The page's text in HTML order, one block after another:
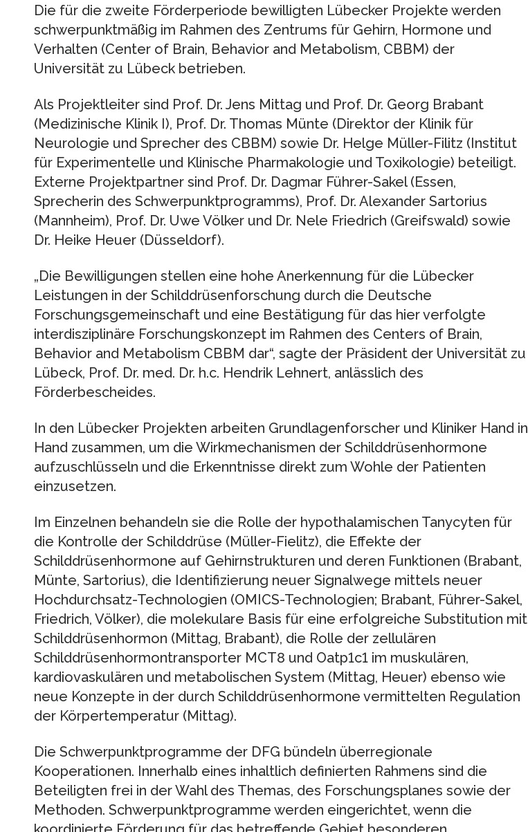
Die für die zweite Förderperiode bewilligten Lübecker Projekte werden
schwerpunktmäßig im Rahmen des Zentrums für Gehirn, Hormone und
Verhalten (Center of Brain, Behavior and Metabolism, CBBM) der
Universität zu Lübeck betrieben.
Als Projektleiter sind Prof. Dr. Jens Mittag und Prof. Dr. Georg Brabant
(Medizinische Klinik I), Prof. Dr. Thomas Münte (Direktor der Klinik für
Neurologie und Sprecher des CBBM) sowie Dr. Helge Müller-Filitz (Institut
für Experimentelle und Klinische Pharmakologie und Toxikologie) beteiligt.
Externe Projektpartner sind Prof. Dr. Dagmar Führer-Sakel (Essen,
Sprecherin des Schwerpunktprogramms), Prof. Dr. Alexander Sartorius
(Mannheim), Prof. Dr. Uwe Völker und Dr. Nele Friedrich (Greifswald) sowie
Dr. Heike Heuer (Düsseldorf).
„Die Bewilligungen stellen eine hohe Anerkennung für die Lübecker
Leistungen in der Schilddrüsenforschung durch die Deutsche
Forschungsgemeinschaft und eine Bestätigung für das hier verfolgte
interdisziplinäre Forschungskonzept im Rahmen des Centers of Brain,
Behavior and Metabolism CBBM dar“, sagte der Präsident der Universität zu
Lübeck, Prof. Dr. med. Dr. h.c. Hendrik Lehnert, anlässlich des
Förderbescheides.
In den Lübecker Projekten arbeiten Grundlagenforscher und Kliniker Hand in
Hand zusammen, um die Wirkmechanismen der Schilddrüsenhormone
aufzuschlüsseln und die Erkenntnisse direkt zum Wohle der Patienten
einzusetzen.
Im Einzelnen behandeln sie die Rolle der hypothalamischen Tanycyten für
die Kontrolle der Schilddrüse (Müller-Fielitz), die Effekte der
Schilddrüsenhormone auf Gehirnstrukturen und deren Funktionen (Brabant,
Münte, Sartorius), die Identifizierung neuer Signalwege mittels neuer
Hochdurchsatz-Technologien (OMICS-Technologien; Brabant, Führer-Sakel,
Friedrich, Völker), die molekulare Basis für eine erfolgreiche Substitution mit
Schilddrüsenhormon (Mittag, Brabant), die Rolle der zellulären
Schilddrüsenhormontransporter MCT8 und Oatp1c1 im muskulären,
kardiovaskulären und metabolischen System (Mittag, Heuer) ebenso wie
neue Konzepte in der durch Schilddrüsenhormone vermittelten Regulation
der Körpertemperatur (Mittag).
Die Schwerpunktprogramme der DFG bündeln überregionale
Kooperationen. Innerhalb eines inhaltlich definierten Rahmens sind die
Beteiligten frei in der Wahl des Themas, des Forschungsplanes sowie der
Methoden. Schwerpunktprogramme werden eingerichtet, wenn die